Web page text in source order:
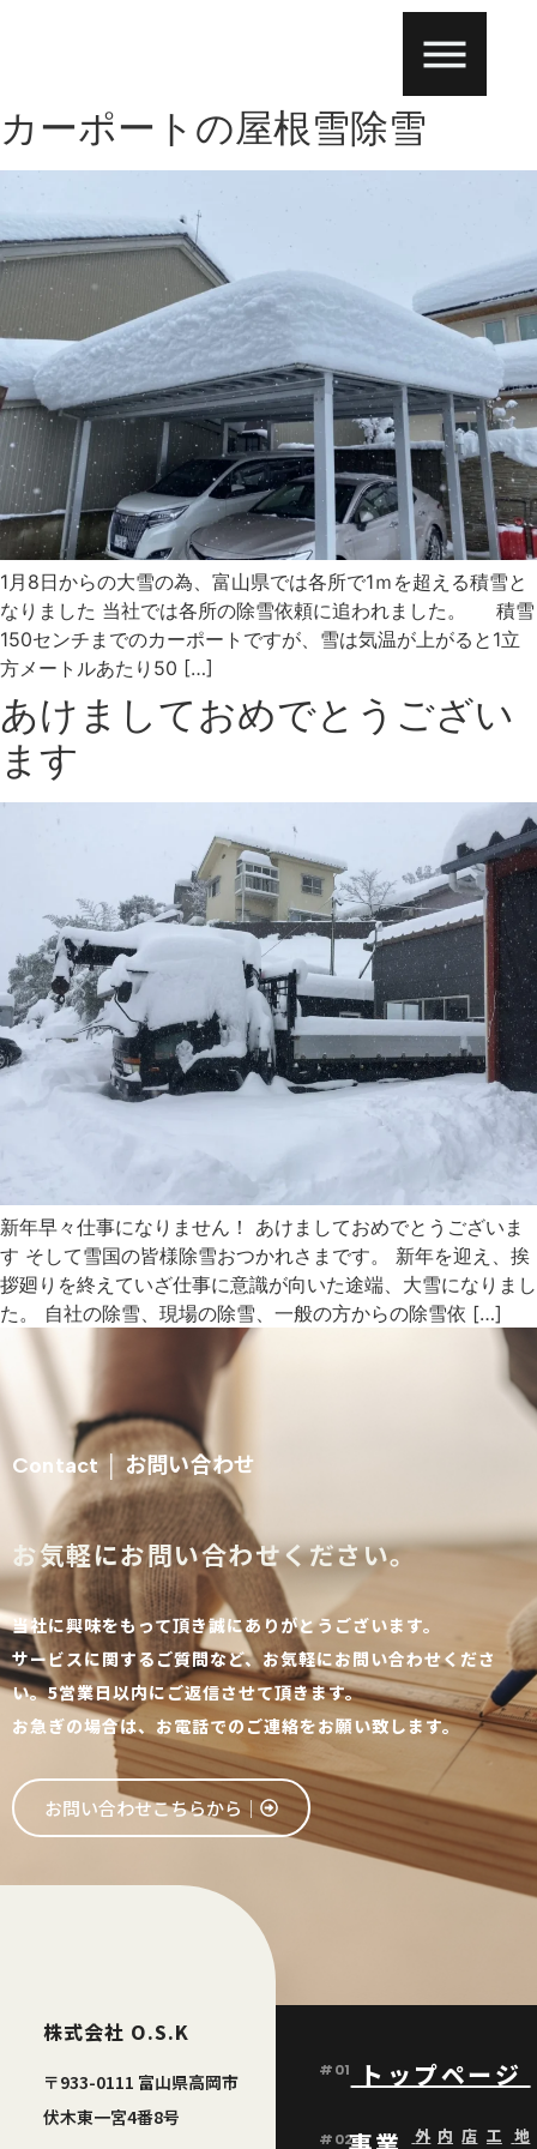
カーポートの屋根雪除雪
1月8日からの大雪の為、富山県では各所で1ｍを超える積雪と
なりました 当社では各所の除雪依頼に追われました。 積雪
150センチまでのカーポートですが、雪は気温が上がると1立
方メートルあたり50 […]
あけましておめでとうござい
ます
新年早々仕事になりません！ あけましておめでとうございま
す そして雪国の皆様除雪おつかれさまです。 新年を迎え、挨
拶廻りを終えていざ仕事に意識が向いた途端、大雪になりまし
た。 自社の除雪、現場の除雪、一般の方からの除雪依 […]
Contact │ お問い合わせ
お気軽にお問い合わせください。
当社に興味をもって頂き誠にありがとうございます。
サービスに関するご質問など、お気軽にお問い合わせくださ
い。5営業日以内にご返信させて頂きます。
お急ぎの場合は、お電話でのご連絡をお願い致します。
お問い合わせこちらから│
株式会社 O.S.K
〒933-0111 富山県高岡市
伏木東一宮4番8号
#01 トップページ
#02 外 内 店 工 地